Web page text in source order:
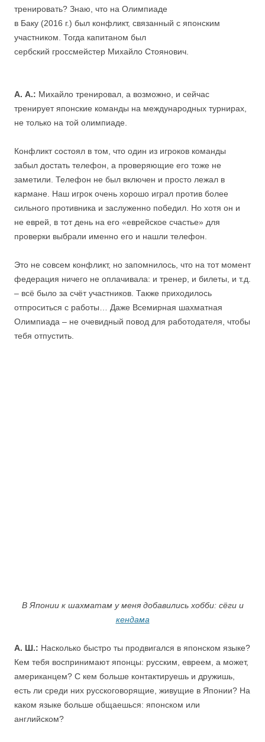
тренировать? Знаю, что на Олимпиаде
в Баку (2016 г.) был конфликт, связанный с японским
участником. Тогда капитаном был
сербский гроссмейстер Михайло Стоянович.
А. А.: Михайло тренировал, а возможно, и сейчас
тренирует японские команды на международных турнирах,
не только на той олимпиаде.
Конфликт состоял в том, что один из игроков команды
забыл достать телефон, а проверяющие его тоже не
заметили. Телефон не был включен и просто лежал в
кармане. Наш игрок очень хорошо играл против более
сильного противника и заслуженно победил. Но хотя он и
не еврей, в тот день на его «еврейское счастье» для
проверки выбрали именно его и нашли телефон.
Это не совсем конфликт, но запомнилось, что на тот момент
федерация ничего не оплачивала: и тренер, и билеты, и т.д.
– всё было за счёт участников. Также приходилось
отпроситься с работы… Даже Всемирная шахматная
Олимпиада – не очевидный повод для работодателя, чтобы
тебя отпустить.
В Японии к шахматам у меня добавились хобби: сёги и
кендама
А. Ш.: Насколько быстро ты продвигался в японском языке?
Кем тебя воспринимают японцы: русским, евреем, а может,
американцем? С кем больше контактируешь и дружишь,
есть ли среди них русскоговорящие, живущие в Японии? На
каком языке больше общаешься: японском или
английском?